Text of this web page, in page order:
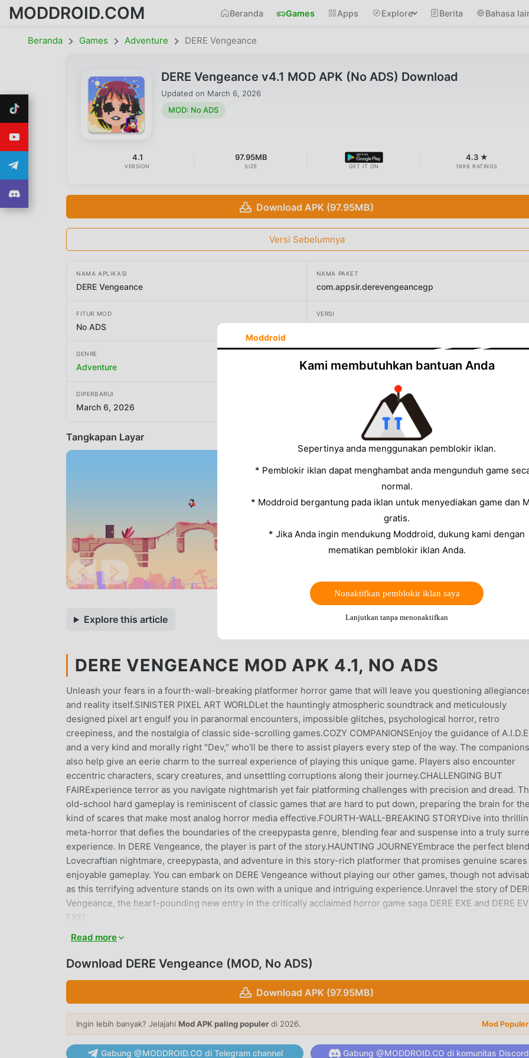
MODDROID.COM Beranda Games Apps Explore Berita Bahasa
Beranda Games Adventure DERE Vengeance
DERE Vengeance v4.1 MOD APK (No ADS) Download
Updated on March 6, 2026
MOD: No ADS
4.1
VERSION
97.95MB
SIZE GET IT ON
4.3 ★
1698 RATINGS
Download APK (97.95MB)
Versi Sebelumnya
NAMA APLIKASI
DERE Vengeance
NAMA PAKET
com.appsir.derevengeancegp
FITUR MOD
No ADS
VERSI
GENRE
Adventure AppSir Games
DIPERBARUI
March 6, 2026
Tangkapan Layar
Explore this article
DERE VENGEANCE MOD APK 4.1, NO ADS
Unleash your fears in a fourth-wall-breaking platformer horror game that will leave you questioning
and reality itself.SINISTER PIXEL ART WORLDLet the hauntingly atmospheric soundtrack and meticulously
designed pixel art engulf you in paranormal encounters, impossible glitches, psychological horror, retro
creepiness, and the nostalgia of classic side-scrolling games.COZY COMPANIONSEnjoy the guidance of
and a very kind and morally right "Dev," who'll be there to assist players every step of the way. The companions
also help give an eerie charm to the surreal experience of playing this unique game. Players also encounter
eccentric characters, scary creatures, and unsettling corruptions along their journey.CHALLENGING BUT
FAIRExperience terror as you navigate nightmarish yet fair platforming challenges with precision and dread.
old-school hard gameplay is reminiscent of classic games that are hard to put down, preparing the brain for the
kind of scares that make most analog horror media effective.FOURTH-WALL-BREAKING STORYDive into
meta-horror that defies the boundaries of the creepypasta genre, blending fear and suspense into a truly
experience. In DERE Vengeance, the player is part of the story.HAUNTING JOURNEYEmbrace the perfect
Lovecraftian nightmare, creepypasta, and adventure in this story-rich platformer that promises genuine scares
enjoyable gameplay. You can embark on DERE Vengeance without playing our other games, though not
as this terrifying adventure stands on its own with a unique and intriguing experience.Unravel the story of
Vengeance, the heart-pounding new entry in the critically acclaimed horror game saga DERE EXE and DERE
EXE!
DERE VENGEANCE PENGANTAR
DERE Vengeance Sebagai game adventure yang sangat populer baru-baru ini, game ini mendapatkan banyak
penggemar di seluruh dunia yang menyukai game adventure .Jika Anda ingin mengunduh game ini, sebagai
unduhan game mod apk gratis terbesar di dunia -- moddroid adalah pilihan terbaik Anda. moddroid tidak hanya
Anda menyimpan tugas mekanis yang berulang dalam gim, sehingga Anda dapat fokus menikmati kesenangan
dibawa oleh game itu sendiri. moddroid menjanjikan bahwa apapunDERE Vengeancemod tidak akan
biaya apa pun kepada pemain, dan 100% aman, tersedia, dan gratis untuk dipasang. Cukup unduh klien
Read more
Download DERE Vengeance (MOD, No ADS)
Download APK (97.95MB)
Ingin lebih banyak? Jelajahi Mod APK paling populer di 2026. Mod
Gabung @MODDROID.CO di Telegram channel Gabung @MODDROID.CO di komunitas Discord
Moddroid
Kami membutuhkan bantuan Anda
Sepertinya anda menggunakan pemblokir iklan.
* Pemblokir iklan dapat menghambat anda mengunduh game
normal.
* Moddroid bergantung pada iklan untuk menyediakan game dan
gratis.
* Jika Anda ingin mendukung Moddroid, dukung kami dengan
mematikan pemblokir iklan Anda.
Nonaktifkan pemblokir iklan saya
Lanjutkan tanpa menonaktifkan